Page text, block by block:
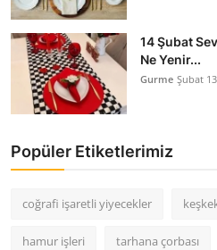
14 Şubat
Ne Yenir...
Gurme Şubat
Popüler Etiketlerimiz
coğrafi işaretli yiyecekler
hamur işleri tarhana çorbası